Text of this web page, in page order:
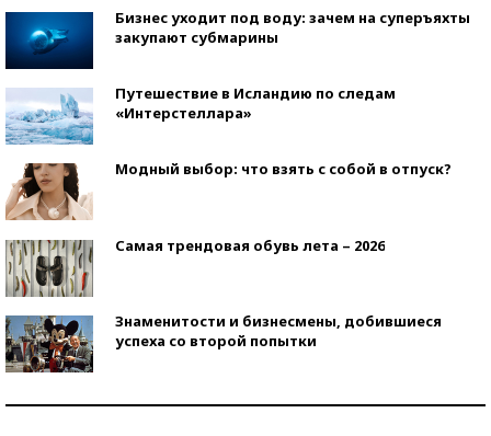
Бизнес уходит под воду: зачем на суперъяхты
закупают субмарины
Путешествие в Исландию по следам
«Интерстеллара»
Модный выбор: что взять с собой в отпуск?
Самая трендовая обувь лета – 2026
Знаменитости и бизнесмены, добившиеся
успеха со второй попытки